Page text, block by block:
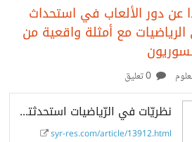
عن دور الألعاب في استحداث
مع أمثلة واقعية من
نظريّات في الرّياضيات استحدثتها ألعاب الحظّ
syr-res.com/article/13912.html